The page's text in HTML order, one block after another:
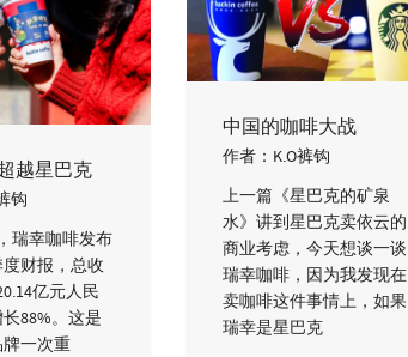
越星巴克
钩
瑞幸咖啡发布
财报，总收
亿元人民
88%。这是
一次重
中国的咖啡大战
作者： K.O裤钩
上一篇《星巴克的矿泉
水》讲到星巴克卖依云的
商业考虑，今天想谈一谈
瑞幸咖啡，因为我发现在
卖咖啡这件事情上，如果
瑞幸是星巴克